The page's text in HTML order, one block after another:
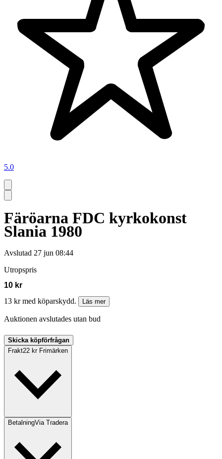
5.0
Färöarna FDC kyrkokonst
Slania 1980
Avslutad 27 jun 08:44
Utropspris
10 kr
13 kr med köparskydd.
Läs mer
Auktionen avslutades utan bud
Skicka köpförfrågan
Frakt22 kr Frimärken
BetalningVia Tradera